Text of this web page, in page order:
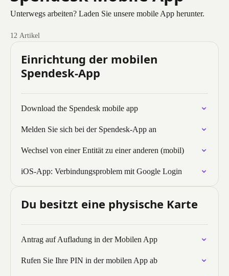
Unterwegs arbeiten? Laden Sie unsere mobile App herunter.
12 Artikel
Einrichtung der mobilen
Spendesk-App
Download the Spendesk mobile app
Melden Sie sich bei der Spendesk-App an
Wechsel von einer Entität zu einer anderen (mobil)
iOS-App: Verbindungsproblem mit Google Login
Du besitzt eine physische Karte
Antrag auf Aufladung in der Mobilen App
Rufen Sie Ihre PIN in der mobilen App ab